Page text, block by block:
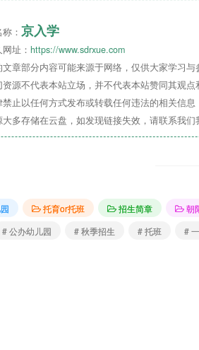
朝阳区教育国资中心幼儿园东洲园地处
㎡，户外绿地面积940㎡。在教委和总
通过了平安校园和办园质量督导评估验
进，教师幸福发展”为办园宗旨，同时
社会提供规范、安全、优质的幼儿保教服务
： 京入学
址： https://www.sdrxue.com
章部分内容可能来源于网络，仅供大家学习
源不代表本站立场，并不代表本站赞同其观点
止以任何方式发布或转载任何违法的相关信
多存储在云盘，如发现链接失效，请联系我们
托育or托班 招生简章
朝
# 公办幼儿园 # 秋季招生 # 托班 #